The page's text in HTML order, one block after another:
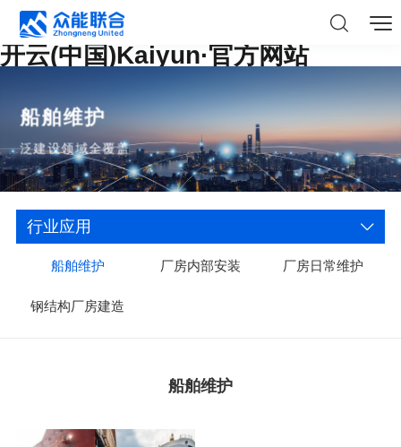
开云(中国)Kaiyun·官方网站
船舶维护
泛建设领域全覆盖
行业应用
船舶维护 厂房内部安装 厂房日常维护
钢结构厂房建造
船舶维护